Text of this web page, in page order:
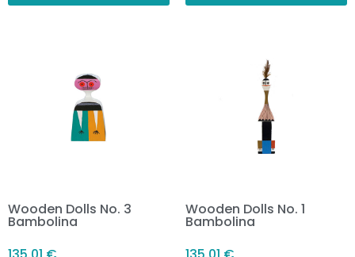
Wooden Dolls No. 3
Bambolina
Wooden Dolls No. 1
Bambolina